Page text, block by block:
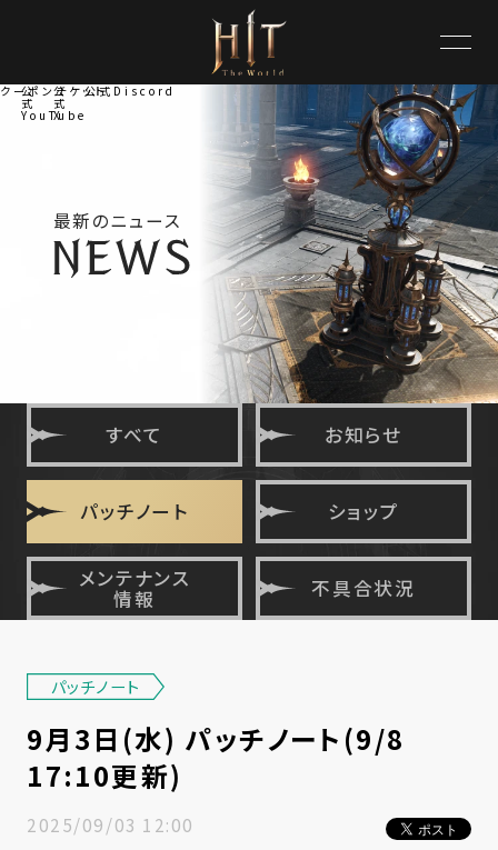
クーポンチケット
公
式
YouTube
公
式
X
公式Discord
最新のニュース
すべて お知らせ
パッチノート ショップ
メンテナンス
情報 不具合状況
パッチノート
9月3日(水) パッチノート(9/8
17:10更新)
2025/09/03 12:00